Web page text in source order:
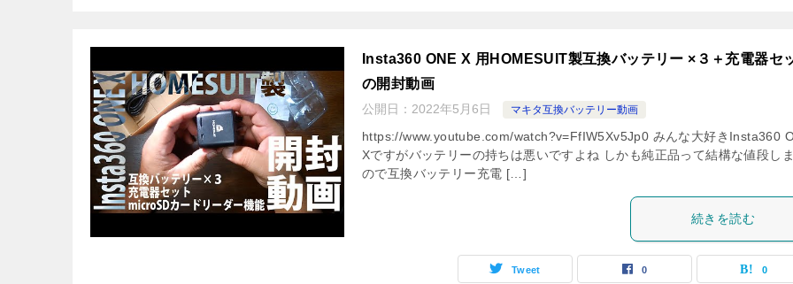
Insta360 ONE X 用HOMESUIT製互換バッテリー ×３＋充電器セ
の開封動画
公開日： 2022年5月6日 マキタ互換バッテリー動画
https://www.youtube.com/watch?v=FfIW5Xv5Jp0 みんな大好きInsta360
Xですがバッテリーの持ちは悪いですよね しかも純正品って結構な値段し
ので互換バッテリー充電 […]
続きを読む
Tweet 0 0